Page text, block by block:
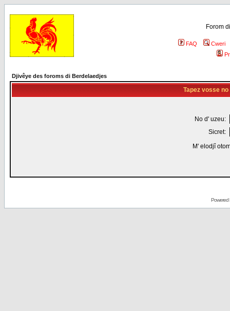
Forom
FAQ
Cweri
Djivêye des foroms di Berdelaedjes
Tapez vosse
No d' uzeu:
Sicret:
M' elodjî
Powered